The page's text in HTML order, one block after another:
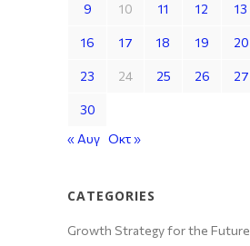
9 10 11 12 13
16 17 18 19 20
23 24 25 26 27
30
« Αυγ Οκτ »
CATEGORIES
Growth Strategy for the Future